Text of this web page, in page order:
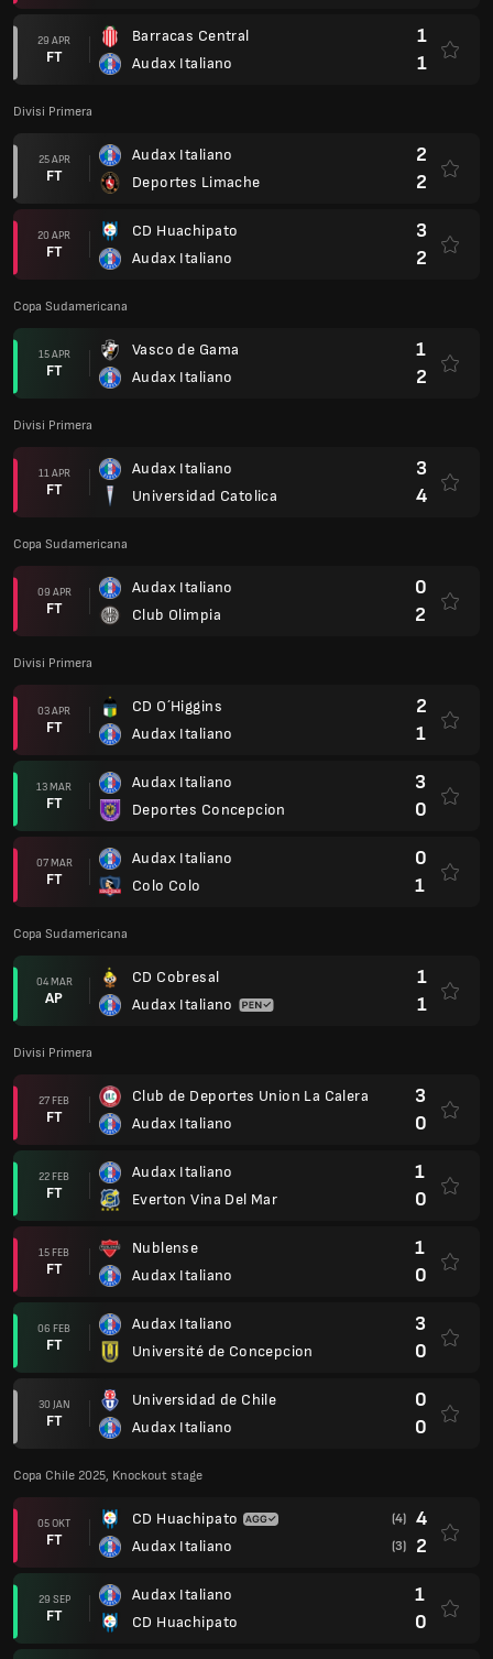
29 APR
FT
Barracas Central
Audax Italiano
1
1
Divisi Primera
25 APR
FT
Audax Italiano
Deportes Limache
2
2
20 APR
FT
CD Huachipato
Audax Italiano
3
2
Copa Sudamericana
15 APR
FT
Vasco de Gama
Audax Italiano
1
2
Divisi Primera
11 APR
FT
Audax Italiano
Universidad Catolica
3
4
Copa Sudamericana
09 APR
FT
Audax Italiano
Club Olimpia
0
2
Divisi Primera
03 APR
FT
CD O´Higgins
Audax Italiano
2
1
13 MAR
FT
Audax Italiano
Deportes Concepcion
3
0
07 MAR
FT
Audax Italiano
Colo Colo
0
1
Copa Sudamericana
04 MAR
AP
CD Cobresal
Audax Italiano
1
1
Divisi Primera
27 FEB
FT
Club de Deportes Union La Calera
Audax Italiano
3
0
22 FEB
FT
Audax Italiano
Everton Vina Del Mar
1
0
15 FEB
FT
Nublense
Audax Italiano
1
0
06 FEB
FT
Audax Italiano
Université de Concepcion
3
0
30 JAN
FT
Universidad de Chile
Audax Italiano
0
0
Copa Chile 2025, Knockout stage
05 OKT
FT
CD Huachipato
Audax Italiano
(4) 4
(3) 2
29 SEP
FT
Audax Italiano
CD Huachipato
1
0